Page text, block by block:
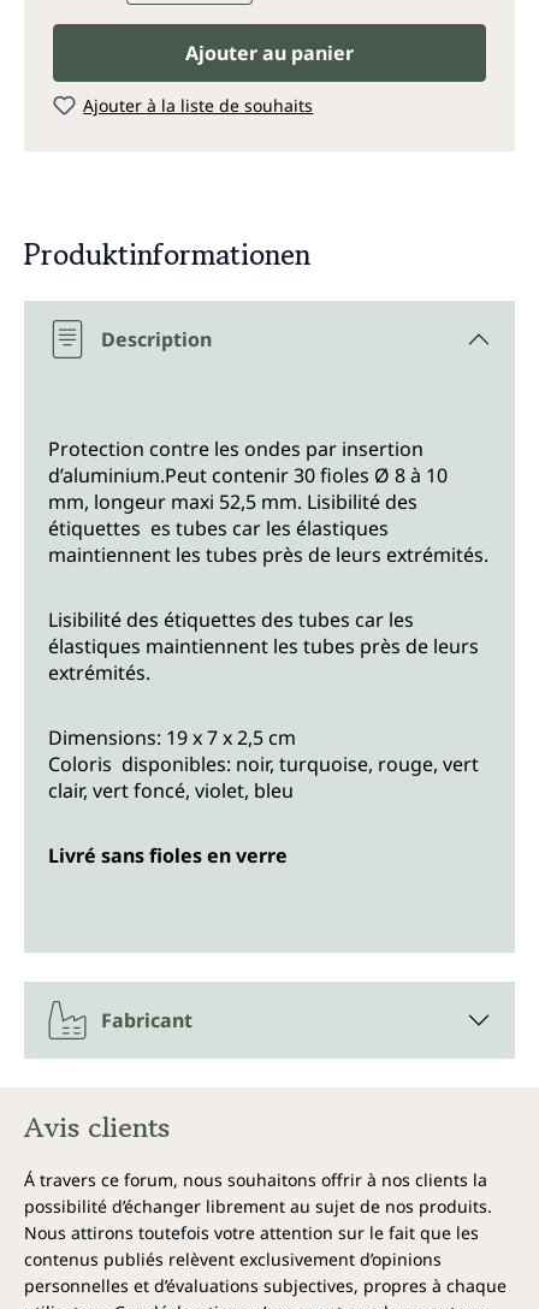
Ajouter au panier
Ajouter à la liste de souhaits
Produktinformationen
Description
Protection contre les ondes par insertion
d’aluminium.Peut contenir 30 fioles Ø 8 à 10
mm, longeur maxi 52,5 mm. Lisibilité des
étiquettes es tubes car les élastiques
maintiennent les tubes près de leurs extrémités.
Lisibilité des étiquettes des tubes car les
élastiques maintiennent les tubes près de leurs
extrémités.
Dimensions: 19 x 7 x 2,5 cm
Coloris disponibles: noir, turquoise, rouge, vert
clair, vert foncé, violet, bleu
Livré sans fioles en verre
Fabricant
Avis clients
Á travers ce forum, nous souhaitons offrir à nos clients la
possibilité d’échanger librement au sujet de nos produits.
Nous attirons toutefois votre attention sur le fait que les
contenus publiés relèvent exclusivement d’opinions
personnelles et d’évaluations subjectives, propres à chaque